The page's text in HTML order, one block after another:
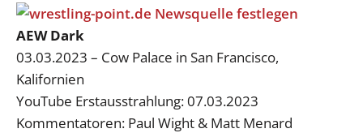
AEW Dark
03.03.2023 – Cow Palace in San Francisco,
Kalifornien
YouTube Erstausstrahlung: 07.03.2023
Kommentatoren: Paul Wight & Matt Menard